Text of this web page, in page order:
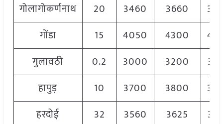
गोलागोकर्णनाथ
20 3460 3660
गोंडा
15 4050 4300
गुलावठी
0.2 3000 3200
हापुड़
10 3700 3800
हरदोई
32 3560 3625